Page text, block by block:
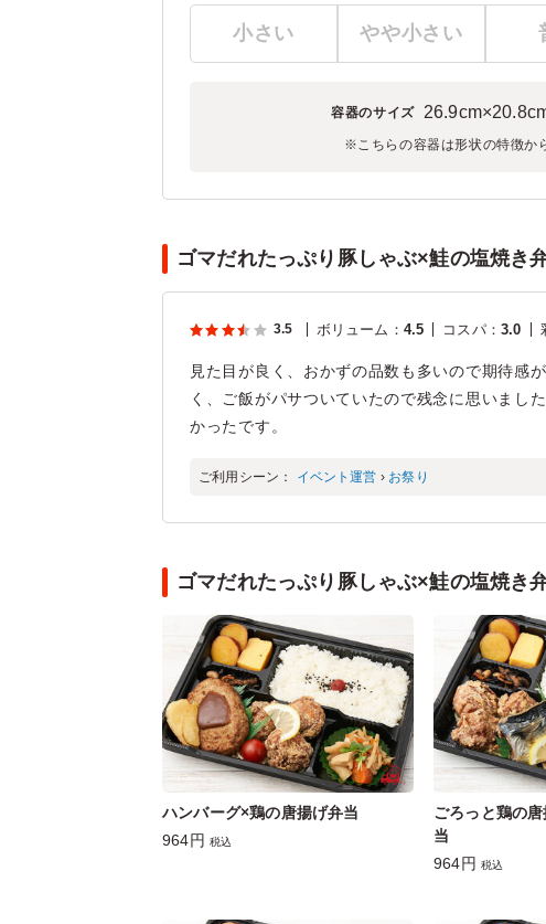
小さい やや小さい
容器のサイズ
※こちらの容器は形状の特徴か
ゴマだれたっぷり豚しゃぶ×鮭の塩焼き
3.5 ボリューム ： 4.5 コスパ： 3.0
見た目が良く、おかずの品数も多いので期待感
く、ご飯がパサついていたので残念に思いまし
かったです。
ご利用シーン： イベント運営 › お祭り
ゴマだれたっぷり豚しゃぶ×鮭の塩焼き
ハンバーグ×鶏の唐揚げ弁当
964円 税込
ごろっと鶏の
当
964円 税込